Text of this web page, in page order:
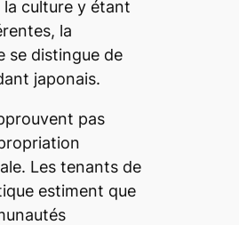
la culture y étant
la
se distingue de
japonais.
pas
Les tenants de
estiment que